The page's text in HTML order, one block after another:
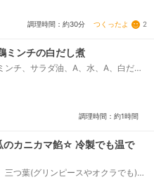
調理時間：約30分 つくったよ 2
ミンチの白だし煮
ンチ、サラダ油、A、水、A、白だ
調理時間：約1時間
のカニカマ餡☆ 冷製でも温で
三つ葉(グリンピースやオクラでも)、
〇みりん、水溶き片栗粉